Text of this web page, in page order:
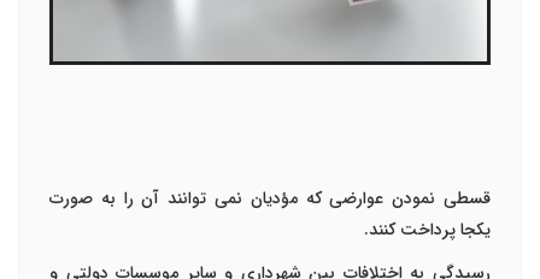
قسطی نمودن عوارضی که مؤدیان نمی توانند آن را به صورت
یکجا پرداخت کنند.
رسیدگی به اختلافات بین شهرداری و سایر موسسات دولتی و